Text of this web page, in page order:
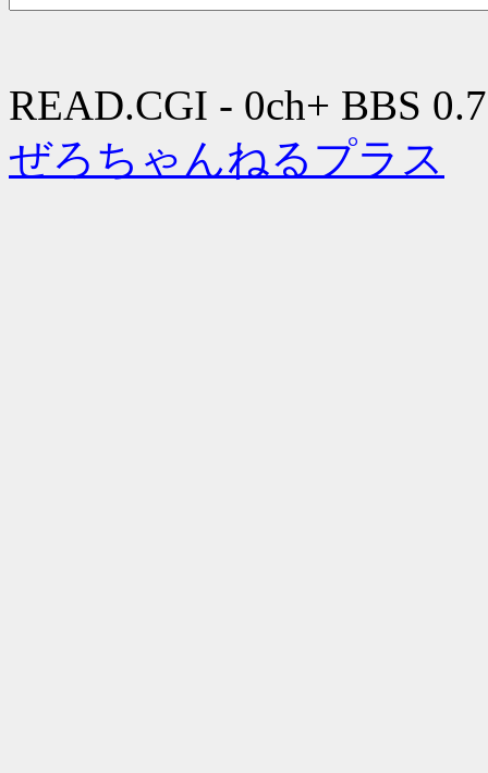
READ.CGI - 0ch+ BBS
ぜろちゃんねるプラス